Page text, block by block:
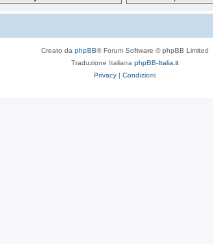
Creato da phpBB® Forum Software © phpBB Limited
Traduzione Italiana phpBB-Italia.it
Privacy | Condizioni